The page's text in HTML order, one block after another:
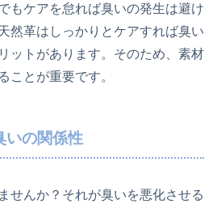
もケアを怠れば臭いの発生は避け
然革はしっかりとケアすれば臭い
ットがあります。そのため、素材
ことが重要です。
いの関係性
せんか？それが臭いを悪化させる